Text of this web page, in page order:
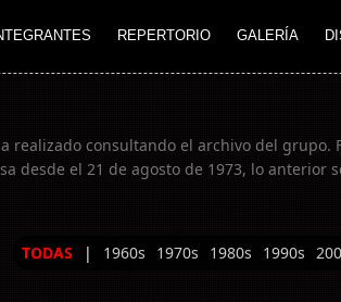
REPERTORIO GALERÍA
realizado consultando el archivo del
desde el 21 de agosto de 1973, lo
TODAS | 1960s 1970s 1980s 1990s